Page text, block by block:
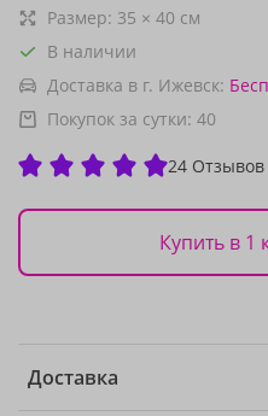
Размер: 35 × 40 см
В наличии
Доставка в г. Ижевск:
Покупок за сутки: 40
24
Купить в 1
Доставка